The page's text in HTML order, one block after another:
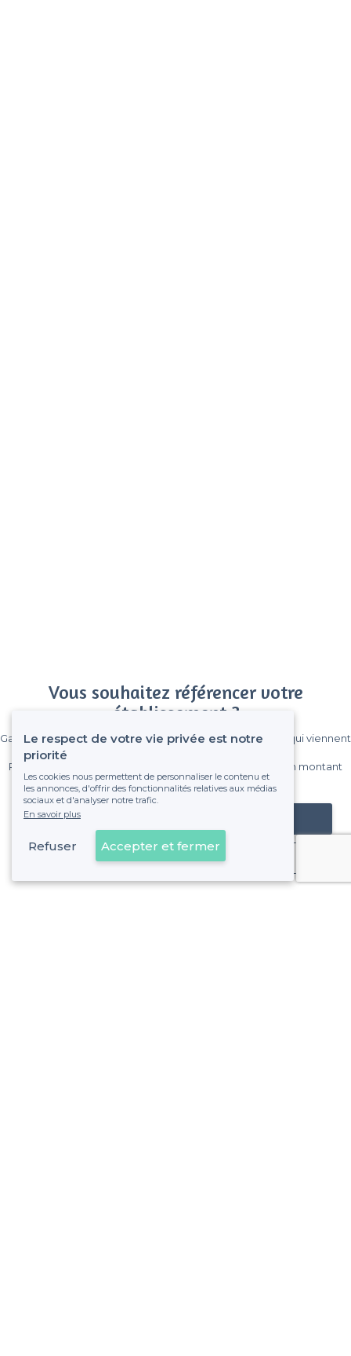
Vous souhaitez référencer votre
établissement ?
Gagnez de nombreux clients parmi le million de visiteurs qui viennent
Pas de commissions et sans engagement, vous payez un montant
fixe sans risque de voir déraper la facture.
Référencer mon établissement
Déjà client
Le respect de votre vie privée est notre
priorité
Les cookies nous permettent de personnaliser le contenu et
les annonces, d'offrir des fonctionnalités relatives aux médias
sociaux et d'analyser notre trafic.
En savoir plus
Refuser Accepter et fermer